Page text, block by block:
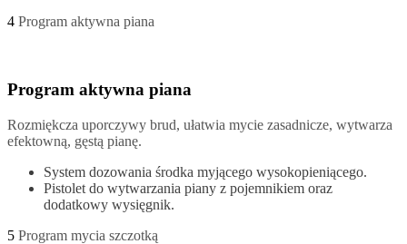
4 Program aktywna piana
Program aktywna piana
Rozmiękcza uporczywy brud, ułatwia mycie zasadnicze, wytwarza
efektowną, gęstą pianę.
System dozowania środka myjącego wysokopieniącego.
Pistolet do wytwarzania piany z pojemnikiem oraz
dodatkowy wysięgnik.
5 Program mycia szczotką